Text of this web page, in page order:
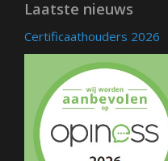
Laatste nieuws
Certificaathouders 2026